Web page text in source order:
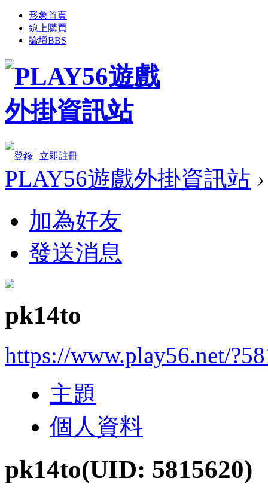
形象首頁
線上購買
論壇BBS
登錄 | 立即註冊
PLAY56遊戲外掛資訊站 ›
加為好友
發送消息
pk14to
https://www.play56.net/
主題
個人資料
pk14to(UID: 5815620)